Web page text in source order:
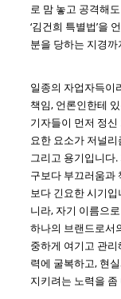
로 맘 놓고 공격해
‘김건희 특별법’을
분을 당하는 지경
일종의 자업자득이
책임, 언론인한테
기자들이 먼저 정
요한 요소가 저널
그리고 용기입니다
구보다 부끄러움과
보다 긴요한 시기
니라, 자기 이름으
하나의 브랜드로서
중하게 여기고 관
력에 굴복하고, 현
지키려는 노력을